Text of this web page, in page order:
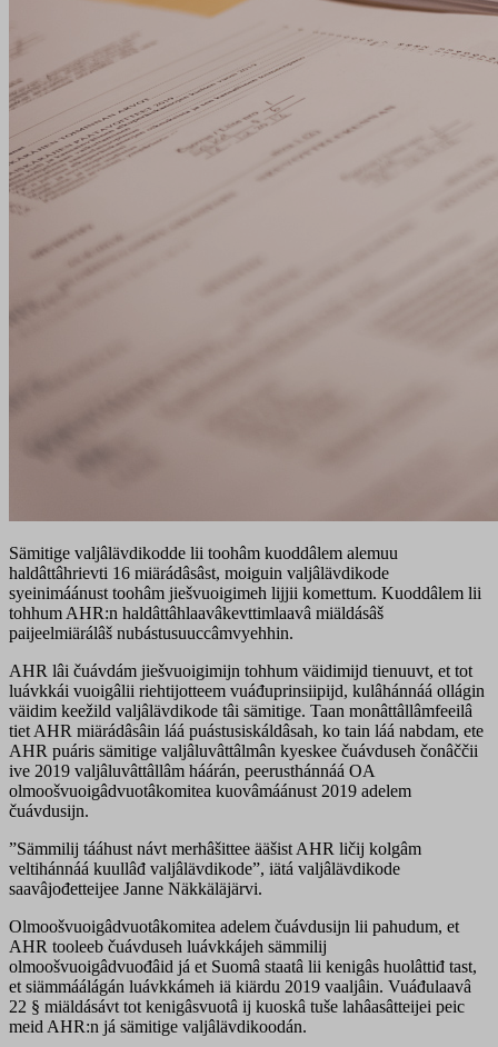
Sämitige valjâlävdikodde lii toohâm kuoddâlem alemuu
haldâttâhrievti 16 miärádâsâst, moiguin valjâlävdikode
syeinimáánust toohâm jiešvuoigimeh lijjii komettum. Kuoddâlem lii
tohhum AHR:n haldâttâhlaavâkevttimlaavâ miäldásâš
paijeelmiärálâš nubástusuuccâmvyehhin.
AHR lâi čuávdám jiešvuoigimijn tohhum väidimijd tienuuvt, et tot
luávkkái vuoigâlii riehtijotteem vuáđuprinsiipijd, kulâhánnáá ollágin
väidim keežild valjâlävdikode tâi sämitige. Taan monâttâllâmfeeilâ
tiet AHR miärádâsâin láá puástusiskáldâsah, ko tain láá nabdam, ete
AHR puáris sämitige valjâluvâttâlmân kyeskee čuávduseh čonâččii
ive 2019 valjâluvâttâllâm háárán, peerusthánnáá OA
olmoošvuoigâdvuotâkomitea kuovâmáánust 2019 adelem
čuávdusijn.
”Sämmilij tááhust návt merhâšittee ääšist AHR ličij kolgâm
veltihánnáá kuullâđ valjâlävdikode”, iätá valjâlävdikode
saavâjođetteijee Janne Näkkäläjärvi.
Olmoošvuoigâdvuotâkomitea adelem čuávdusijn lii pahudum, et
AHR tooleeb čuávduseh luávkkájeh sämmilij
olmoošvuoigâdvuođâid já et Suomâ staatâ lii kenigâs huolâttiđ tast,
et siämmáálágán luávkkámeh iä kiärdu 2019 vaaljâin. Vuáđulaavâ
22 § miäldásávt tot kenigâsvuotâ ij kuoskâ tuše lahâasâtteijei peic
meid AHR:n já sämitige valjâlävdikoodán.